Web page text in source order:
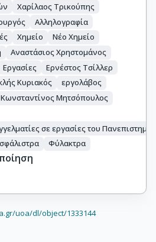
Χαρίλαος Τρικούπης
Αλληλογραφία
Χημείο
Νέο Χημείο
Αναστάσιος Χρηστομάνος
Εργασίες
Ερνέστος Τσίλλερ
Κυριακός
εργολάβος
Κωνσταντίνος Μητσόπουλος
σε εργασίες του
Φύλακτρα
uoa/dl/object/1333144